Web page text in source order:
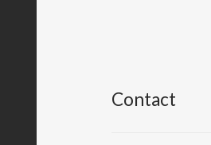
Contact